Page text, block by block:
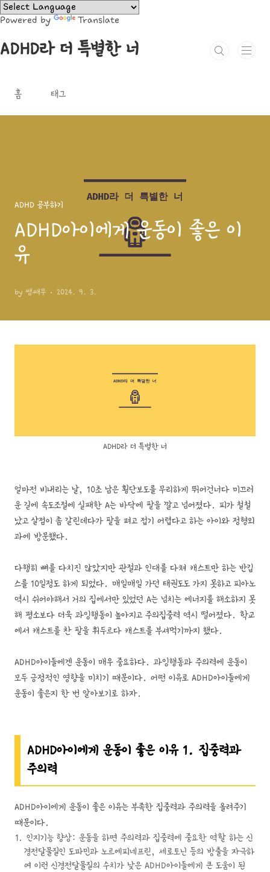
Powered by Translate
본문 바로가기
ADHD라 더 특별한 너
홈 태그
ADHD 공부하기
ADHD아이에게 운동이 좋은 이
유
by 쌤쌔무 2024. 9. 3.
ADHD라 더 특별한 너
얼마전 비내리는 날, 10초 남은 횡단보도를 무리하게 뛰어건너다 미끄러
운 길에 속도조절에 실패한 A는 바닥에 팔을 깔고 넘어졌다. 피가 철철
났고 살점이 좀 갈린데다가 팔을 펴고 접기 어렵다고 하는 아이와 정형외
과에 방문했다.
다행히 뼈를 다치진 않았지만 관절과 인대를 다쳐 캐스트만 하는 반깁
스를 10일정도 하게 되었다. 매일매일 가던 태권도도 가지 못하고 피아노
역시 쉬어야해서 거의 집에서만 있었던 A는 넘치는 에너지를 해소하지 못
해 평소보다 더욱 과잉행동이 높아지고 주의집중력 역시 떨어졌다. 학교
에서 캐스트를 찬 팔을 휘두르다 캐스트를 부셔먹기까지 했다.
ADHD아이들에겐 운동이 매우 중요하다. 과잉행동과 주의력에 운동이
모두 긍정적인 영향을 미치기 때문이다. 어떤 이유로 ADHD아이들에게
운동이 좋은지 한 번 알아보기로 하자.
ADHD아이에게 운동이 좋은 이유 1. 집중력과
주의력
ADHD아이에게 운동이 좋은 이유는 부족한 집중력과 주의력을 올려주기
때문이다.
인지기능 향상: 운동을 하면 주의력과 집중력에 중요한 역할 하는 신
경전달물질인 도파민과 노르에피네프린, 세로토닌 등의 방출을 자극하
여 이런 신경전달물질의 수치가 낮은 ADHD아이들에게 큰 도움이 된